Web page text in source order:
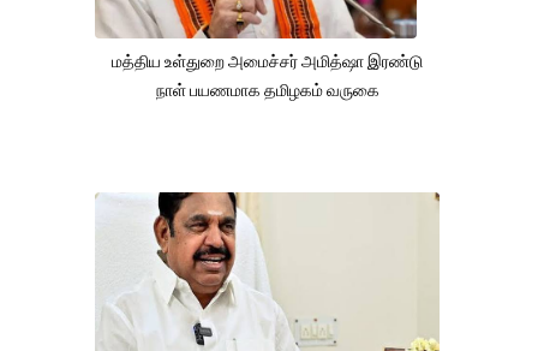
மத்திய உள்துறை அமைச்சர் அமித்ஷா இரண்டு
நாள் பயணமாக தமிழகம் வருகை